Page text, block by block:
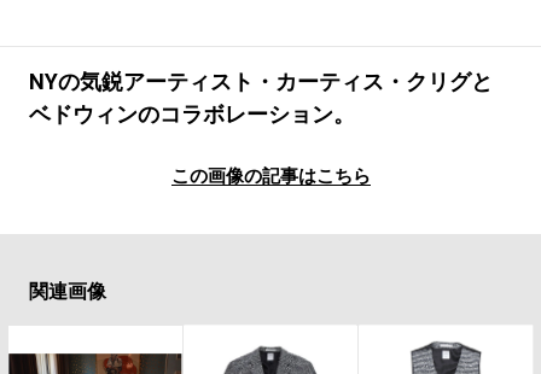
NYの気鋭アーティスト・カーティス・クリグと
ベドウィンのコラボレーション。
この画像の記事はこちら
関連画像